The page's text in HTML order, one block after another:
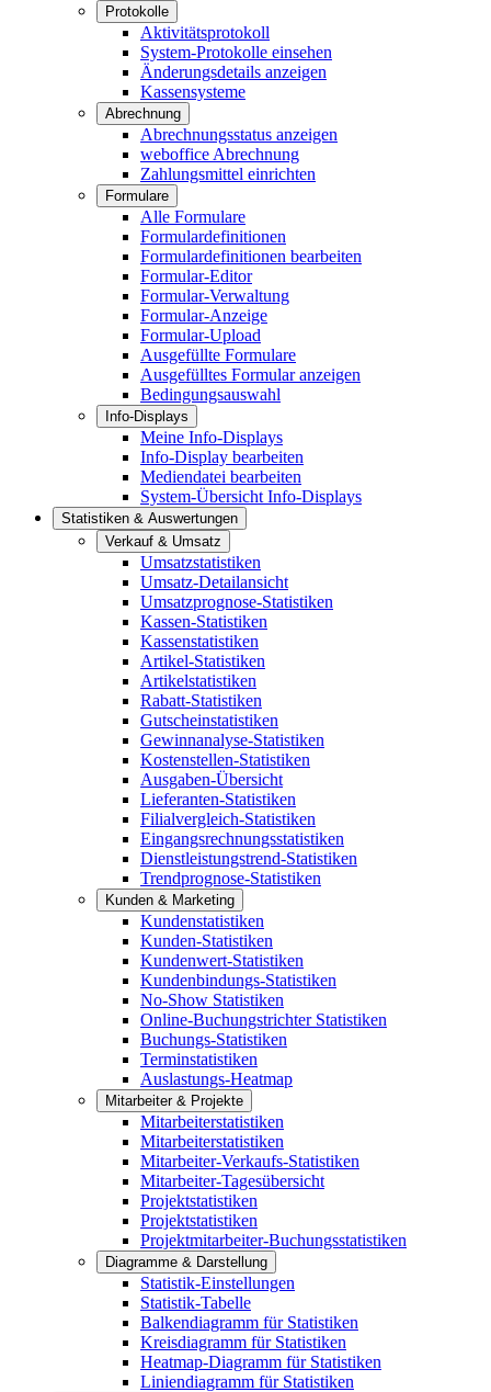
Protokolle
Aktivitätsprotokoll
System-Protokolle einsehen
Änderungsdetails anzeigen
Kassensysteme
Abrechnung
Abrechnungsstatus anzeigen
weboffice Abrechnung
Zahlungsmittel einrichten
Formulare
Alle Formulare
Formulardefinitionen
Formulardefinitionen bearbeiten
Formular-Editor
Formular-Verwaltung
Formular-Anzeige
Formular-Upload
Ausgefüllte Formulare
Ausgefülltes Formular anzeigen
Bedingungsauswahl
Info-Displays
Meine Info-Displays
Info-Display bearbeiten
Mediendatei bearbeiten
System-Übersicht Info-Displays
Statistiken & Auswertungen
Verkauf & Umsatz
Umsatzstatistiken
Umsatz-Detailansicht
Umsatzprognose-Statistiken
Kassen-Statistiken
Kassenstatistiken
Artikel-Statistiken
Artikelstatistiken
Rabatt-Statistiken
Gutscheinstatistiken
Gewinnanalyse-Statistiken
Kostenstellen-Statistiken
Ausgaben-Übersicht
Lieferanten-Statistiken
Filialvergleich-Statistiken
Eingangsrechnungsstatistiken
Dienstleistungstrend-Statistiken
Trendprognose-Statistiken
Kunden & Marketing
Kundenstatistiken
Kunden-Statistiken
Kundenwert-Statistiken
Kundenbindungs-Statistiken
No-Show Statistiken
Online-Buchungstrichter Statistiken
Buchungs-Statistiken
Terminstatistiken
Auslastungs-Heatmap
Mitarbeiter & Projekte
Mitarbeiterstatistiken
Mitarbeiterstatistiken
Mitarbeiter-Verkaufs-Statistiken
Mitarbeiter-Tagesübersicht
Projektstatistiken
Projektstatistiken
Projektmitarbeiter-Buchungsstatistiken
Diagramme & Darstellung
Statistik-Einstellungen
Statistik-Tabelle
Balkendiagramm für Statistiken
Kreisdiagramm für Statistiken
Heatmap-Diagramm für Statistiken
Liniendiagramm für Statistiken